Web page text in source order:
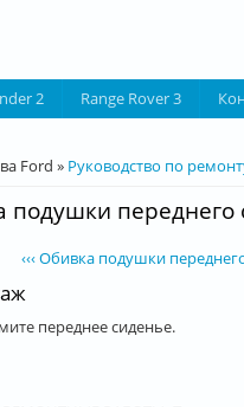
2 Range Rover 3
Ford » Руководство по
подушки переднего
‹‹‹ Обивка подушки
переднее сиденье.